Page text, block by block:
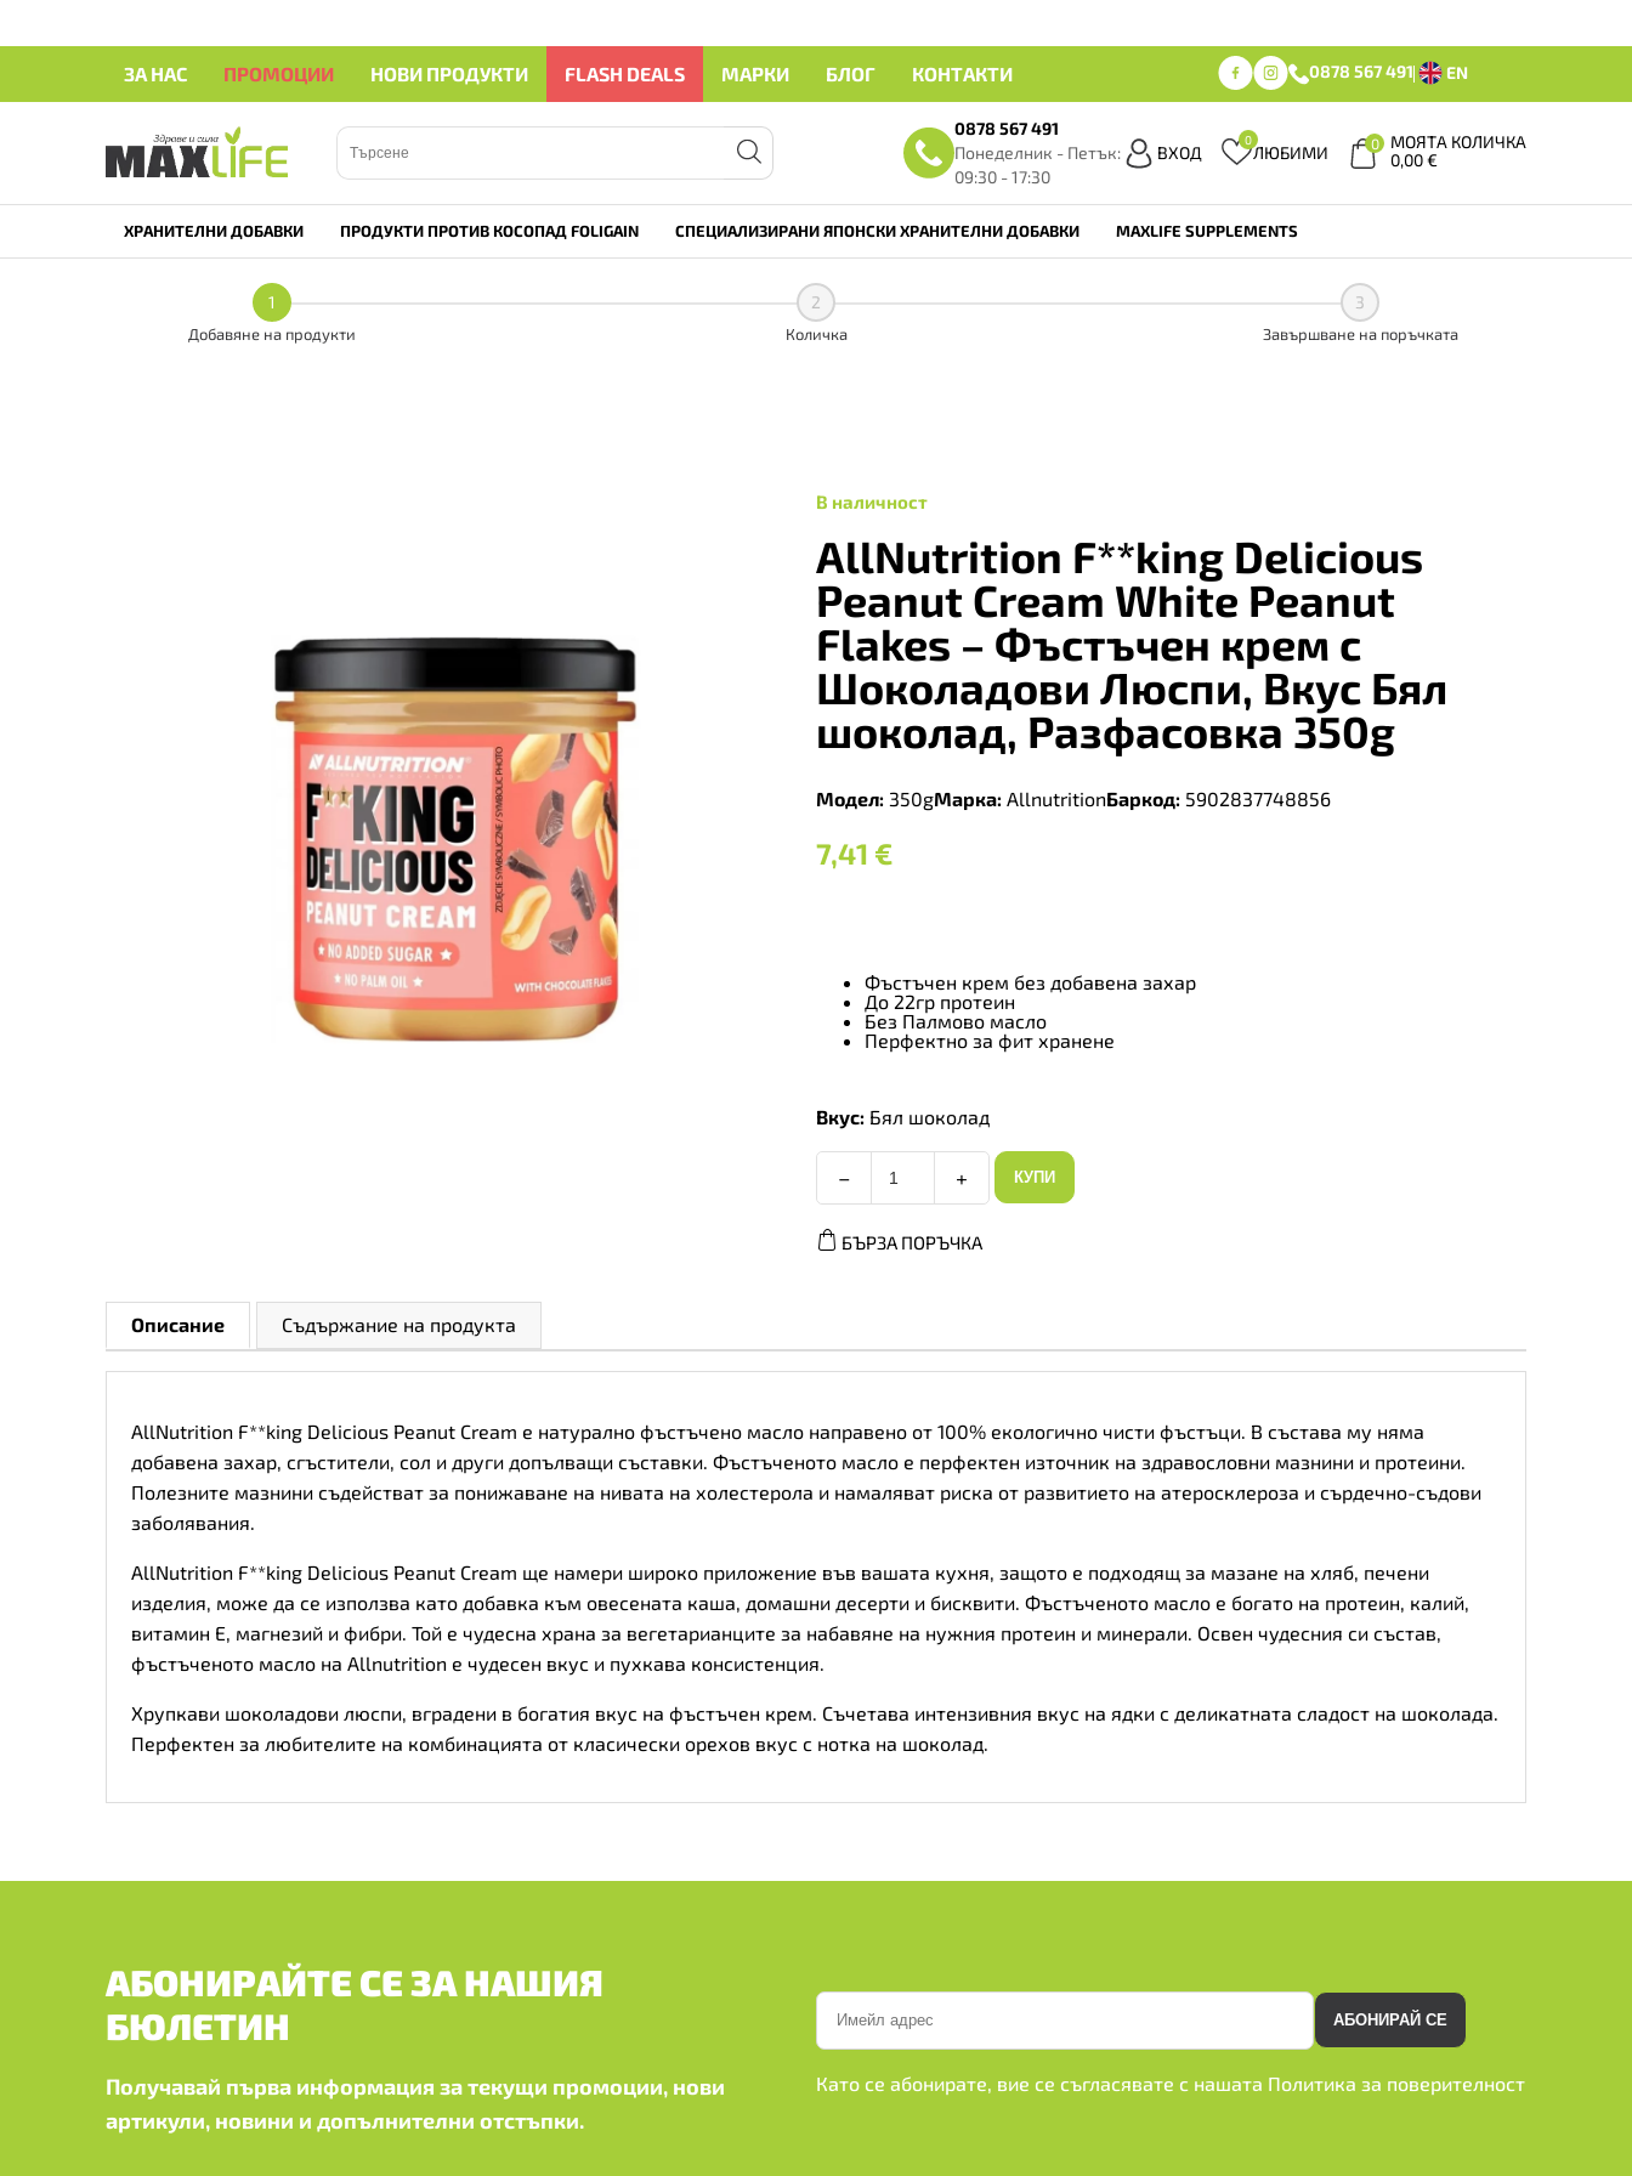
ЗА НАС ПРОМОЦИИ НОВИ ПРОДУКТИ FLASH DEALS МАРКИ БЛОГ КОНТАКТИ 0878 567 491 EN
0878 567 491
Понеделник - Петък:
09:30 - 17:30
ВХОД
0
ЛЮБИМИ 0
МОЯТА КОЛИЧКА
0,00€
ХРАНИТЕЛНИ ДОБАВКИ ПРОДУКТИ ПРОТИВ КОСОПАД FOLIGAIN СПЕЦИАЛИЗИРАНИ ЯПОНСКИ ХРАНИТЕЛНИ ДОБАВКИ MAXLIFE SUPPLEMENTS
1
Добавяне на продукти
2
Количка
3
Завършване на поръчката
В наличност
AllNutrition F**king Delicious
Peanut Cream White Peanut
Flakes – Фъстъчен крем с
Шоколадови Люспи, Вкус Бял
шоколад, Разфасовка 350g
Модел: 350gМарка: AllnutritionБаркод: 5902837748856
7,41 €
Фъстъчен крем без добавена захар
До 22гр протеин
Без Палмово масло
Перфектно за фит хранене
Вкус: Бял шоколад
−
AllNutrition
F**king
Peanut
крем
Шоколадови
Люспи,
Вкус
Бял
шоколад,
+ КУПИ
БЪРЗА ПОРЪЧКА
Описание Съдържание на продукта
AllNutrition F**king Delicious Peanut Cream е натурално фъстъчено масло направено от 100% екологично чисти фъстъци. В състава му няма
добавена захар, сгъстители, сол и други допълващи съставки. Фъстъченото масло е перфектен източник на здравословни мазнини и протеини.
Полезните мазнини съдействат за понижаване на нивата на холестерола и намаляват риска от развитието на атеросклероза и сърдечно-съдови
заболявания.
AllNutrition F**king Delicious Peanut Cream ще намери широко приложение във вашата кухня, защото е подходящ за мазане на хляб, печени
изделия, може да се използва като добавка към овесената каша, домашни десерти и бисквити. Фъстъченото масло е богато на протеин, калий,
витамин Е, магнезий и фибри. Той е чудесна храна за вегетарианците за набавяне на нужния протеин и минерали. Освен чудесния си състав,
фъстъченото масло на Allnutrition е чудесен вкус и пухкава консистенция.
Хрупкави шоколадови люспи, вградени в богатия вкус на фъстъчен крем. Съчетава интензивния вкус на ядки с деликатната сладост на шоколада.
Перфектен за любителите на комбинацията от класически орехов вкус с нотка на шоколад.
АБОНИРАЙТЕ СЕ ЗА НАШИЯ
БЮЛЕТИН
Получавай първа информация за текущи промоции, нови
артикули, новини и допълнителни отстъпки.
АБОНИРАЙ СЕ
Като се абонирате, вие се съгласявате с нашата Политика за поверителност